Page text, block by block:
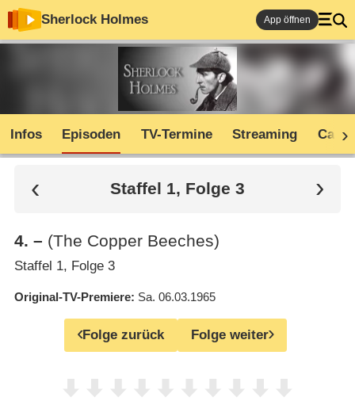
Sherlock Holmes App öffnen
Infos Episoden TV-Termine Streaming Cast
Staffel 1, Folge 3
4. – (The Copper Beeches)
Staffel 1, Folge 3
Original-TV-Premiere Sa. 06.03.1965
Folge zurück Folge weiter